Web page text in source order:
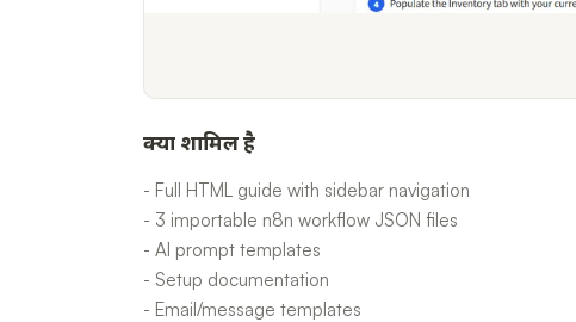
क्या शामिल है
- Full HTML guide with sidebar navigation
- 3 importable n8n workflow JSON files
- AI prompt templates
- Setup documentation
- Email/message templates